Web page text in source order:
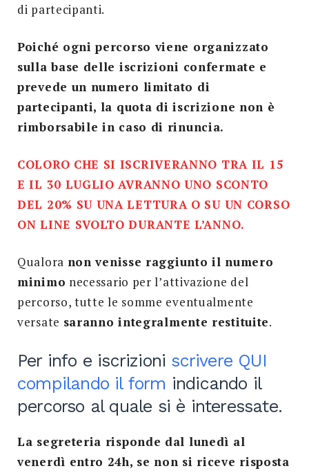
di partecipanti.
Poiché ogni percorso viene organizzato
sulla base delle iscrizioni confermate e
prevede un numero limitato di
partecipanti, la quota di iscrizione non è
rimborsabile in caso di rinuncia.
COLORO CHE SI ISCRIVERANNO TRA IL 15
E IL 30 LUGLIO AVRANNO UNO SCONTO
DEL 20% SU UNA LETTURA O SU UN CORSO
ON LINE SVOLTO DURANTE L’ANNO.
Qualora non venisse raggiunto il numero
minimo necessario per l’attivazione del
percorso, tutte le somme eventualmente
versate saranno integralmente restituite.
Per info e iscrizioni scrivere QUI
compilando il form indicando il
percorso al quale si è interessate.
La segreteria risponde dal lunedì al
venerdì entro 24h, se non si riceve risposta